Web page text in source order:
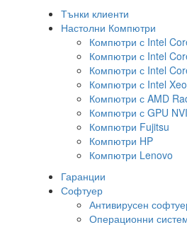
Тънки клиенти
Настолни Компютри
Компютри с Intel
Компютри с Intel
Компютри с Intel
Компютри с Intel
Компютри с AMD
Компютри с GPU
Компютри Fujitsu
Компютри HP
Компютри Lenovo
Гаранции
Софтуер
Антивирусен
Операционни